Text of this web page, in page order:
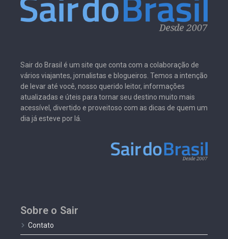
Sair do Brasil é um site que conta com a colaboração de
vários viajantes, jornalistas e blogueiros. Temos a intenção
de levar até você, nosso querido leitor, informações
atualizadas e úteis para tornar seu destino muito mais
acessível, divertido e proveitoso com as dicas de quem um
dia já esteve por lá.
Sobre o Sair
Contato